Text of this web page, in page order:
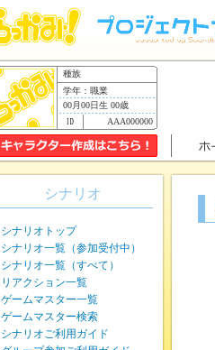
種族
学年：職業
00月00日生 00歳
AAA000000
シナリオ
シナリオトップ
シナリオ一覧（参加受付中）
シナリオ一覧（すべて）
リアクション一覧
ゲームマスター一覧
ゲームマスター検索
シナリオご利用ガイド